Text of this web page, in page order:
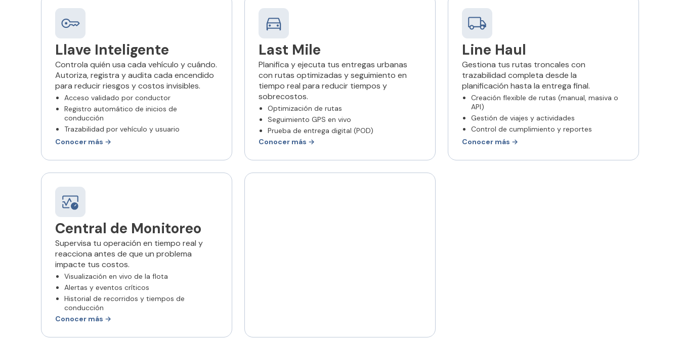
Llave Inteligente
Controla quién usa cada vehículo y cuándo.
Autoriza, registra y audita cada encendido
para reducir riesgos y costos invisibles.
Acceso validado por conductor
Registro automático de inicios de
conducción
Trazabilidad por vehículo y usuario
Conocer más →
Last Mile
Planifica y ejecuta tus entregas urbanas
con rutas optimizadas y seguimiento en
tiempo real para reducir tiempos y
sobrecostos.
Optimización de rutas
Seguimiento GPS en vivo
Prueba de entrega digital (POD)
Conocer más →
Line Haul
Gestiona tus rutas troncales con
trazabilidad completa desde la
planificación hasta la entrega final.
Creación flexible de rutas (manual, masiva o
API)
Gestión de viajes y actividades
Control de cumplimiento y reportes
Conocer más →
Central de Monitoreo
Supervisa tu operación en tiempo real y
reacciona antes de que un problema
impacte tus costos.
Visualización en vivo de la flota
Alertas y eventos críticos
Historial de recorridos y tiempos de
conducción
Conocer más →